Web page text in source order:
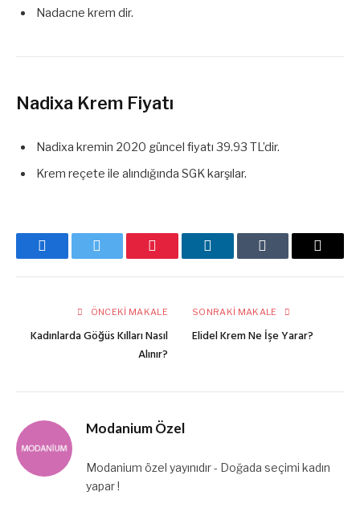
Nadacne krem dir.
Nadixa Krem Fiyatı
Nadixa kremin 2020 güncel fiyatı 39.93 TL’dir.
Krem reçete ile alındığında SGK karşılar.
FacebookTwitter Pinterest LinkedInTumblr
E-
ÖNCEKI MAKALE
Kadınlarda Göğüs Kılları Nasıl
Alınır?
SONRAKI MAKALE
Elidel Krem Ne İşe Yarar?
Modanium Özel
Modanium özel yayınıdır - Doğada seçimi kadın
yapar !